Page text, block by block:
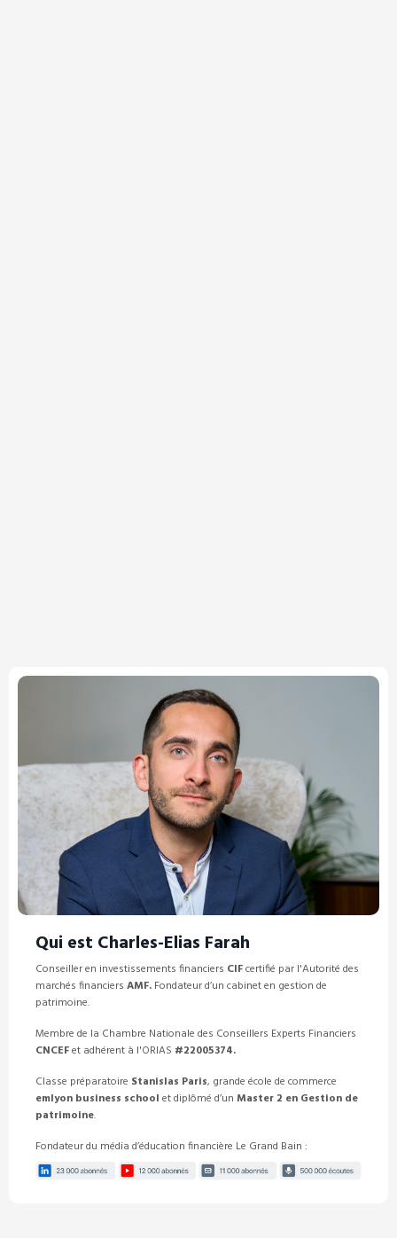
Qui est Charles-Elias Farah
Conseiller en investissements financiers CIFcertifié par l'Autorité des
marchés financiers AMF. Fondateur d’un cabinet en gestion de
patrimoine.
Membre de la Chambre Nationale des Conseillers Experts Financiers
CNCEFet adhérent à l'ORIAS #22005374.
Classe préparatoire Stanislas Paris, grande école de commerce
emlyon business school et diplômé d’un Master 2 en Gestion de
patrimoine.
Fondateur du média d’éducation financière Le Grand Bain :